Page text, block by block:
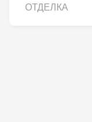
ОТДЕЛКА